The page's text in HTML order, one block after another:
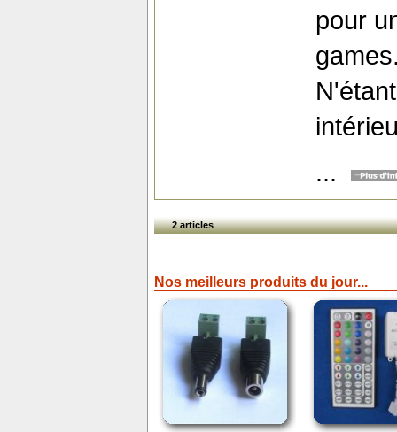
pour
...
2 articles
Nos meilleurs produits du jour...